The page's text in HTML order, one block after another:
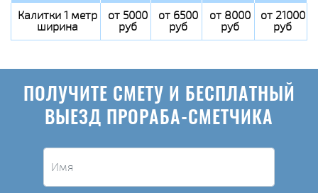
Калитки 1 метр
ширина
от 5000
руб
от 6500
руб
от 8000
руб
от 21000
руб
ПОЛУЧИТЕ СМЕТУ И БЕСПЛАТНЫЙ
ВЫЕЗД ПРОРАБА-СМЕТЧИКА